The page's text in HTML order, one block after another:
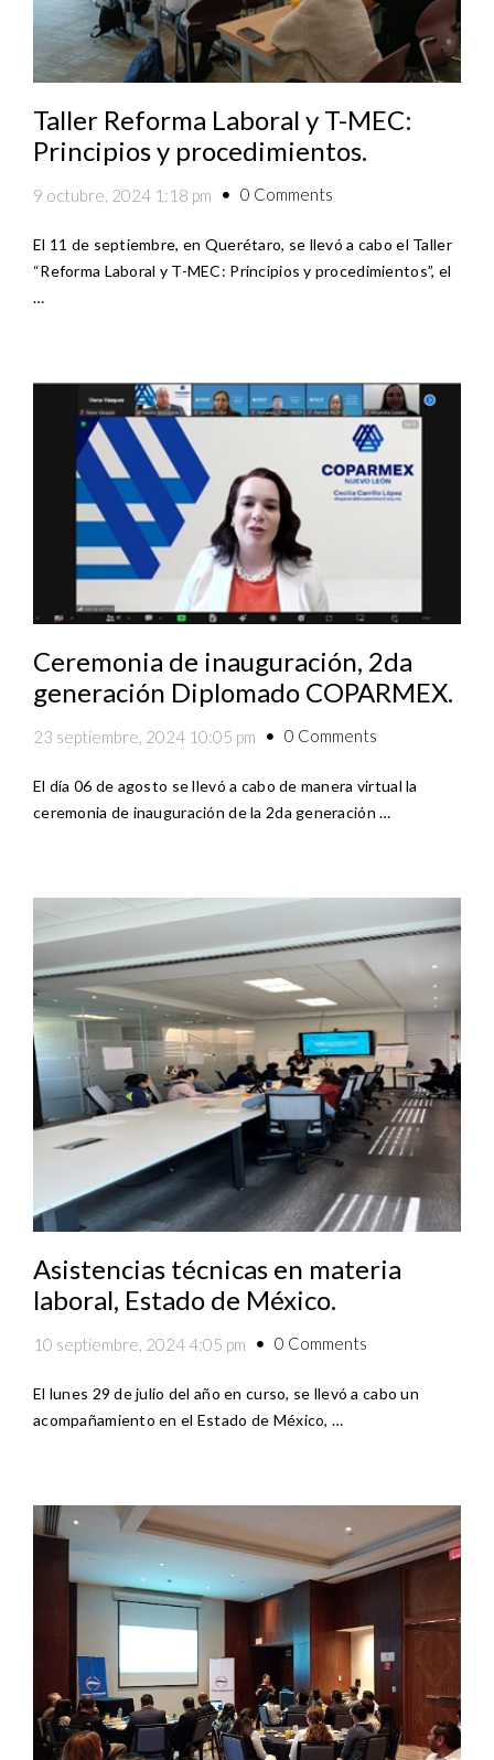
Taller Reforma Laboral y T-MEC:
Principios y procedimientos.
9 octubre, 2024 1:18 pm 0 Comments
El 11 de septiembre, en Querétaro, se llevó a cabo el Taller
“Reforma Laboral y T-MEC: Principios y procedimientos”, el
…
Ceremonia de inauguración, 2da
generación Diplomado COPARMEX.
23 septiembre, 2024 10:05 pm 0 Comments
El día 06 de agosto se llevó a cabo de manera virtual la
ceremonia de inauguración de la 2da generación …
Asistencias técnicas en materia
laboral, Estado de México.
10 septiembre, 2024 4:05 pm 0 Comments
El lunes 29 de julio del año en curso, se llevó a cabo un
acompañamiento en el Estado de México, …